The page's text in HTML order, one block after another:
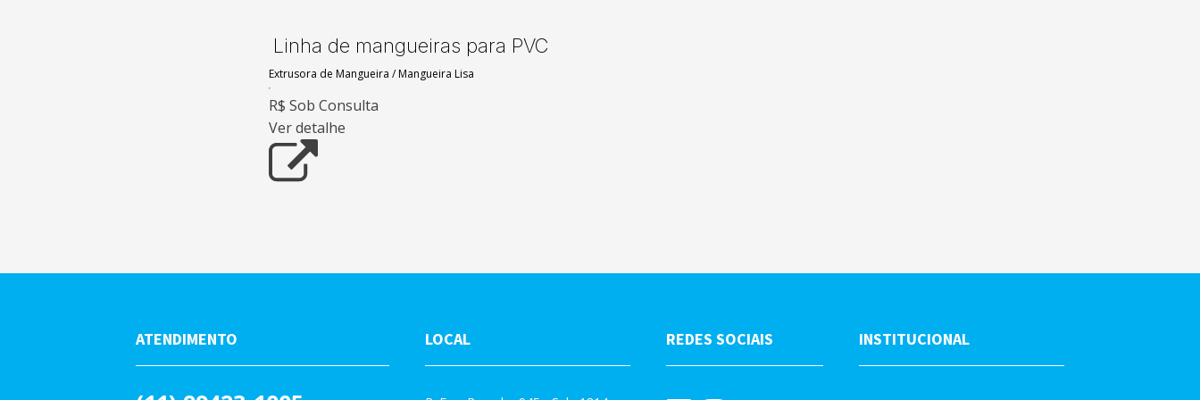
Linha de mangueiras para PVC
Extrusora de Mangueira /Mangueira Lisa
R$ Sob Consulta
Ver detalhe
ATENDIMENTO LOCAL REDES SOCIAIS INSTITUCIONAL